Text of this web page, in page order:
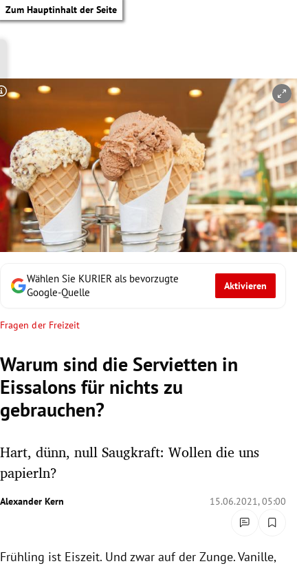
Zum Hauptinhalt der Seite
Untermenü
Untermenü
Untermenü
Untermenü
Untermenü
Untermenü
Untermenü
Wählen Sie KURIER als bevorzugte
Google-Quelle
Aktivieren
Fragen der Freizeit
Warum sind die Servietten in
Eissalons für nichts zu
gebrauchen?
Hart, dünn, null Saugkraft: Wollen die uns
papierln?
Alexander Kern 15.06.2021, 05:00
Copyright-Hinweis öffnen/schließen
Frühling ist Eiszeit. Und zwar auf der Zunge. Vanille,